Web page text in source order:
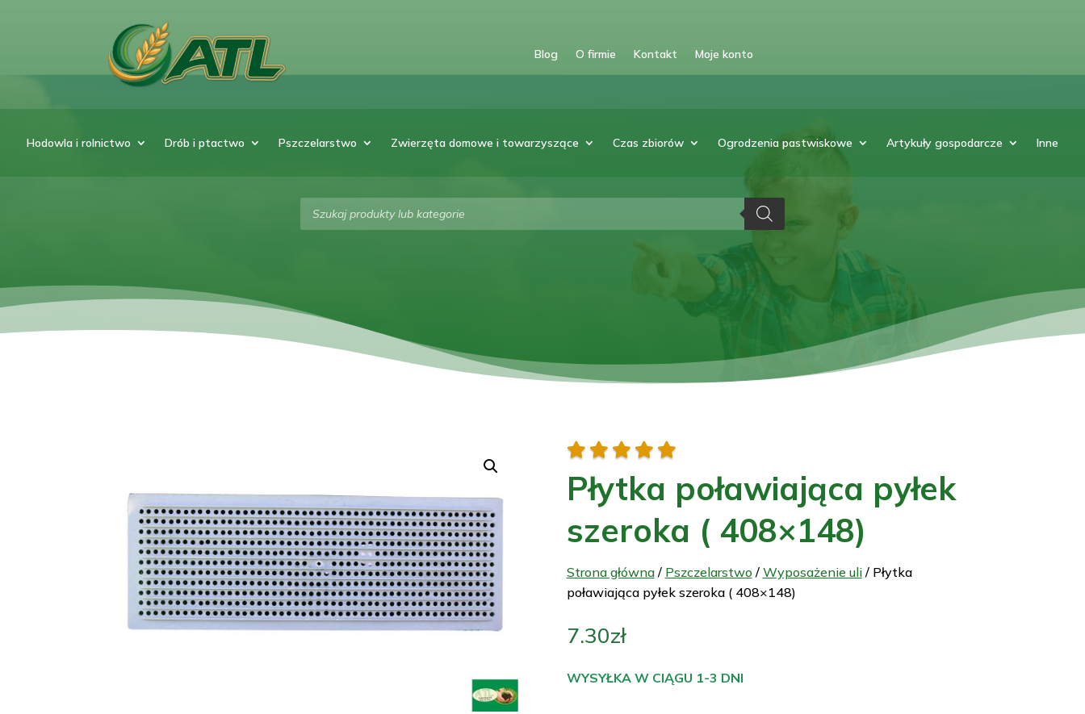
Blog O firmie Kontakt Moje konto
Hodowla i rolnictwo Drób i ptactwo Pszczelarstwo Zwierzęta domowe i towarzyszące Czas zbiorów Ogrodzenia pastwiskowe Artykuły gospodarcze Inne
Wyszukiwarka
produktów
    
Płytka poławiająca pyłek
szeroka ( 408×148)
Strona główna/ Pszczelarstwo / Wyposażenie uli/ Płytka
poławiająca pyłek szeroka ( 408×148)
7.30zł
WYSYŁKA W CIĄGU 1-3 DNI